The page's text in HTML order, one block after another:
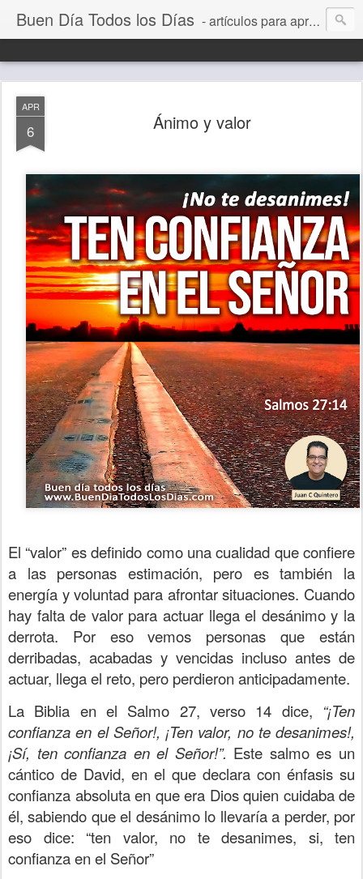
Buen Día Todos los Días - artículos para aprender a vivir mejor, un día a la vez. Por Juan C Quintero
APR
6 Ánimo y valor
El “valor” es definido como una cualidad que confiere
a las personas estimación, pero es también la
energía y voluntad para afrontar situaciones. Cuando
hay falta de valor para actuar llega el desánimo y la
derrota. Por eso vemos personas que están
derribadas, acabadas y vencidas incluso antes de
actuar, llega el reto, pero perdieron anticipadamente.
La Biblia en el Salmo 27, verso 14 dice, “¡Ten
confianza en el Señor!, ¡Ten valor, no te desanimes!,
¡Sí, ten confianza en el Señor!”. Este salmo es un
cántico de David, en el que declara con énfasis su
confianza absoluta en que era Dios quien cuidaba de
él, sabiendo que el desánimo lo llevaría a perder, por
eso dice: “ten valor, no te desanimes, si, ten
confianza en el Señor”